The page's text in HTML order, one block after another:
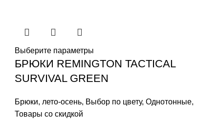
Выберите параметры
БРЮКИ REMINGTON TACTICAL
SURVIVAL GREEN
Брюки, лето-осень, Выбор по цвету, Однотонные,
Товары со скидкой